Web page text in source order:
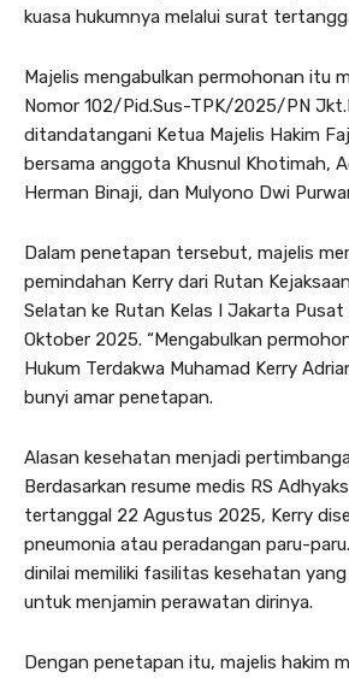
kuasa hukumnya melalui surat
Majelis mengabulkan permohonan itu
Nomor 102/Pid.Sus-TPK/2025/PN
ditandatangani Ketua Majelis Hakim
bersama anggota Khusnul Khotimah,
Herman Binaji, dan Mulyono Dwi
Dalam penetapan tersebut, majelis
pemindahan Kerry dari Rutan
Selatan ke Rutan Kelas I Jakarta Pusat
Oktober 2025. “Mengabulkan
Hukum Terdakwa Muhamad Kerry
bunyi amar penetapan.
Alasan kesehatan menjadi
Berdasarkan resume medis RS
tertanggal 22 Agustus 2025, Kerry
pneumonia atau peradangan paru-
dinilai memiliki fasilitas kesehatan
untuk menjamin perawatan dirinya.
Dengan penetapan itu, majelis hakim